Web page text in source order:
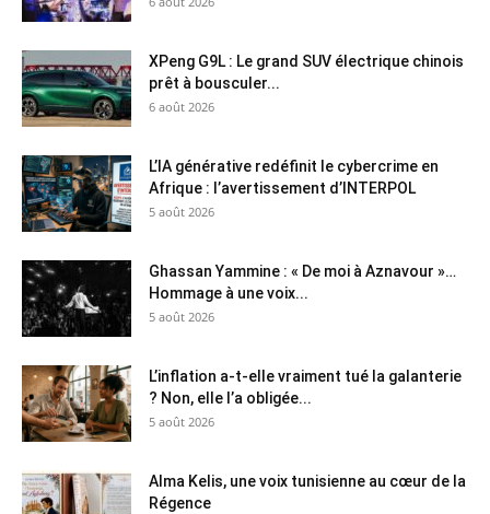
XPeng G9L : Le grand SUV électrique chinois
prêt à bousculer...
6 août 2026
L’IA générative redéfinit le cybercrime en
Afrique : l’avertissement d’INTERPOL
5 août 2026
Ghassan Yammine : « De moi à Aznavour »…
Hommage à une voix...
5 août 2026
L’inflation a-t-elle vraiment tué la galanterie
? Non, elle l’a obligée...
5 août 2026
Alma Kelis, une voix tunisienne au cœur de la
Régence